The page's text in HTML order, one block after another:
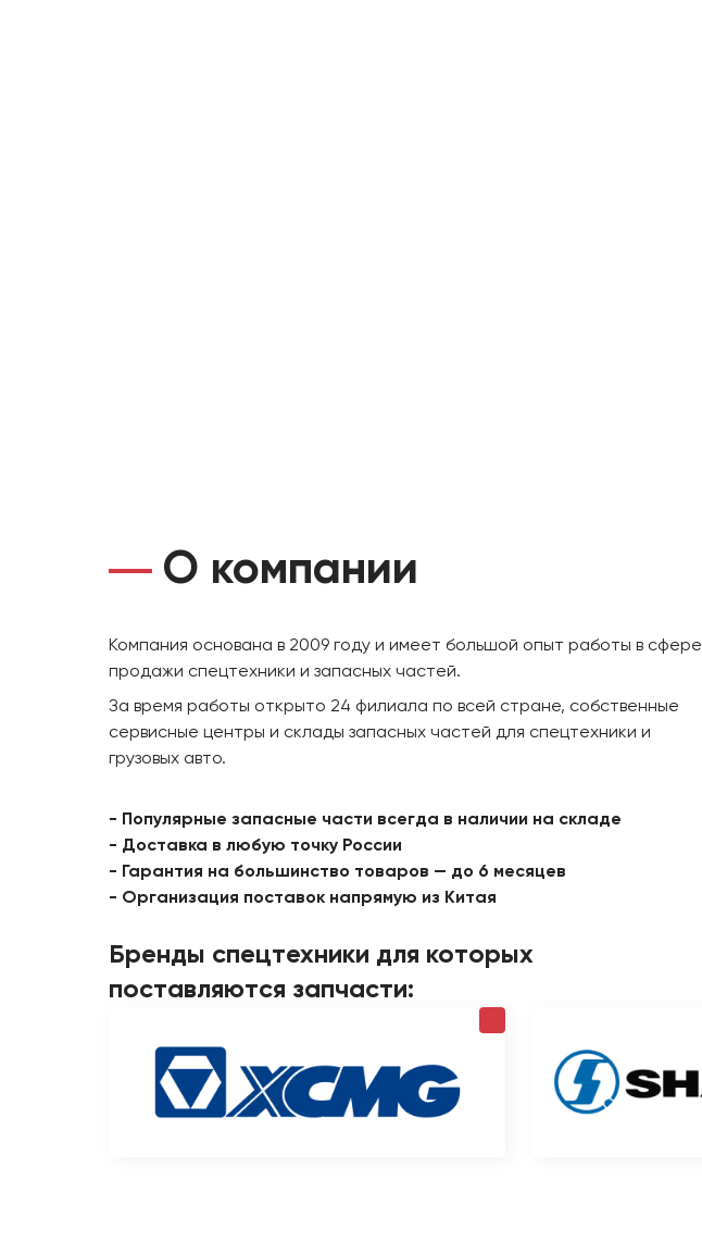
О компании
Компания основана в 2009 году и имеет большой опыт работы в сфере
продажи спецтехники и запасных частей.
За время работы открыто 24 филиала по всей стране, собственные
сервисные центры и склады запасных частей для спецтехники и
грузовых авто.
- Популярные запасные части всегда в наличии на складе
- Доставка в любую точку России
- Гарантия на большинство товаров — до 6 месяцев
- Организация поставок напрямую из Китая
Бренды спецтехники для которых
поставляются запчасти: